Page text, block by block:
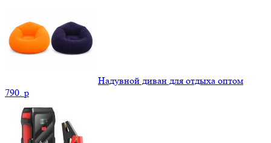
Надувной диван для отдыха оптом
790. p